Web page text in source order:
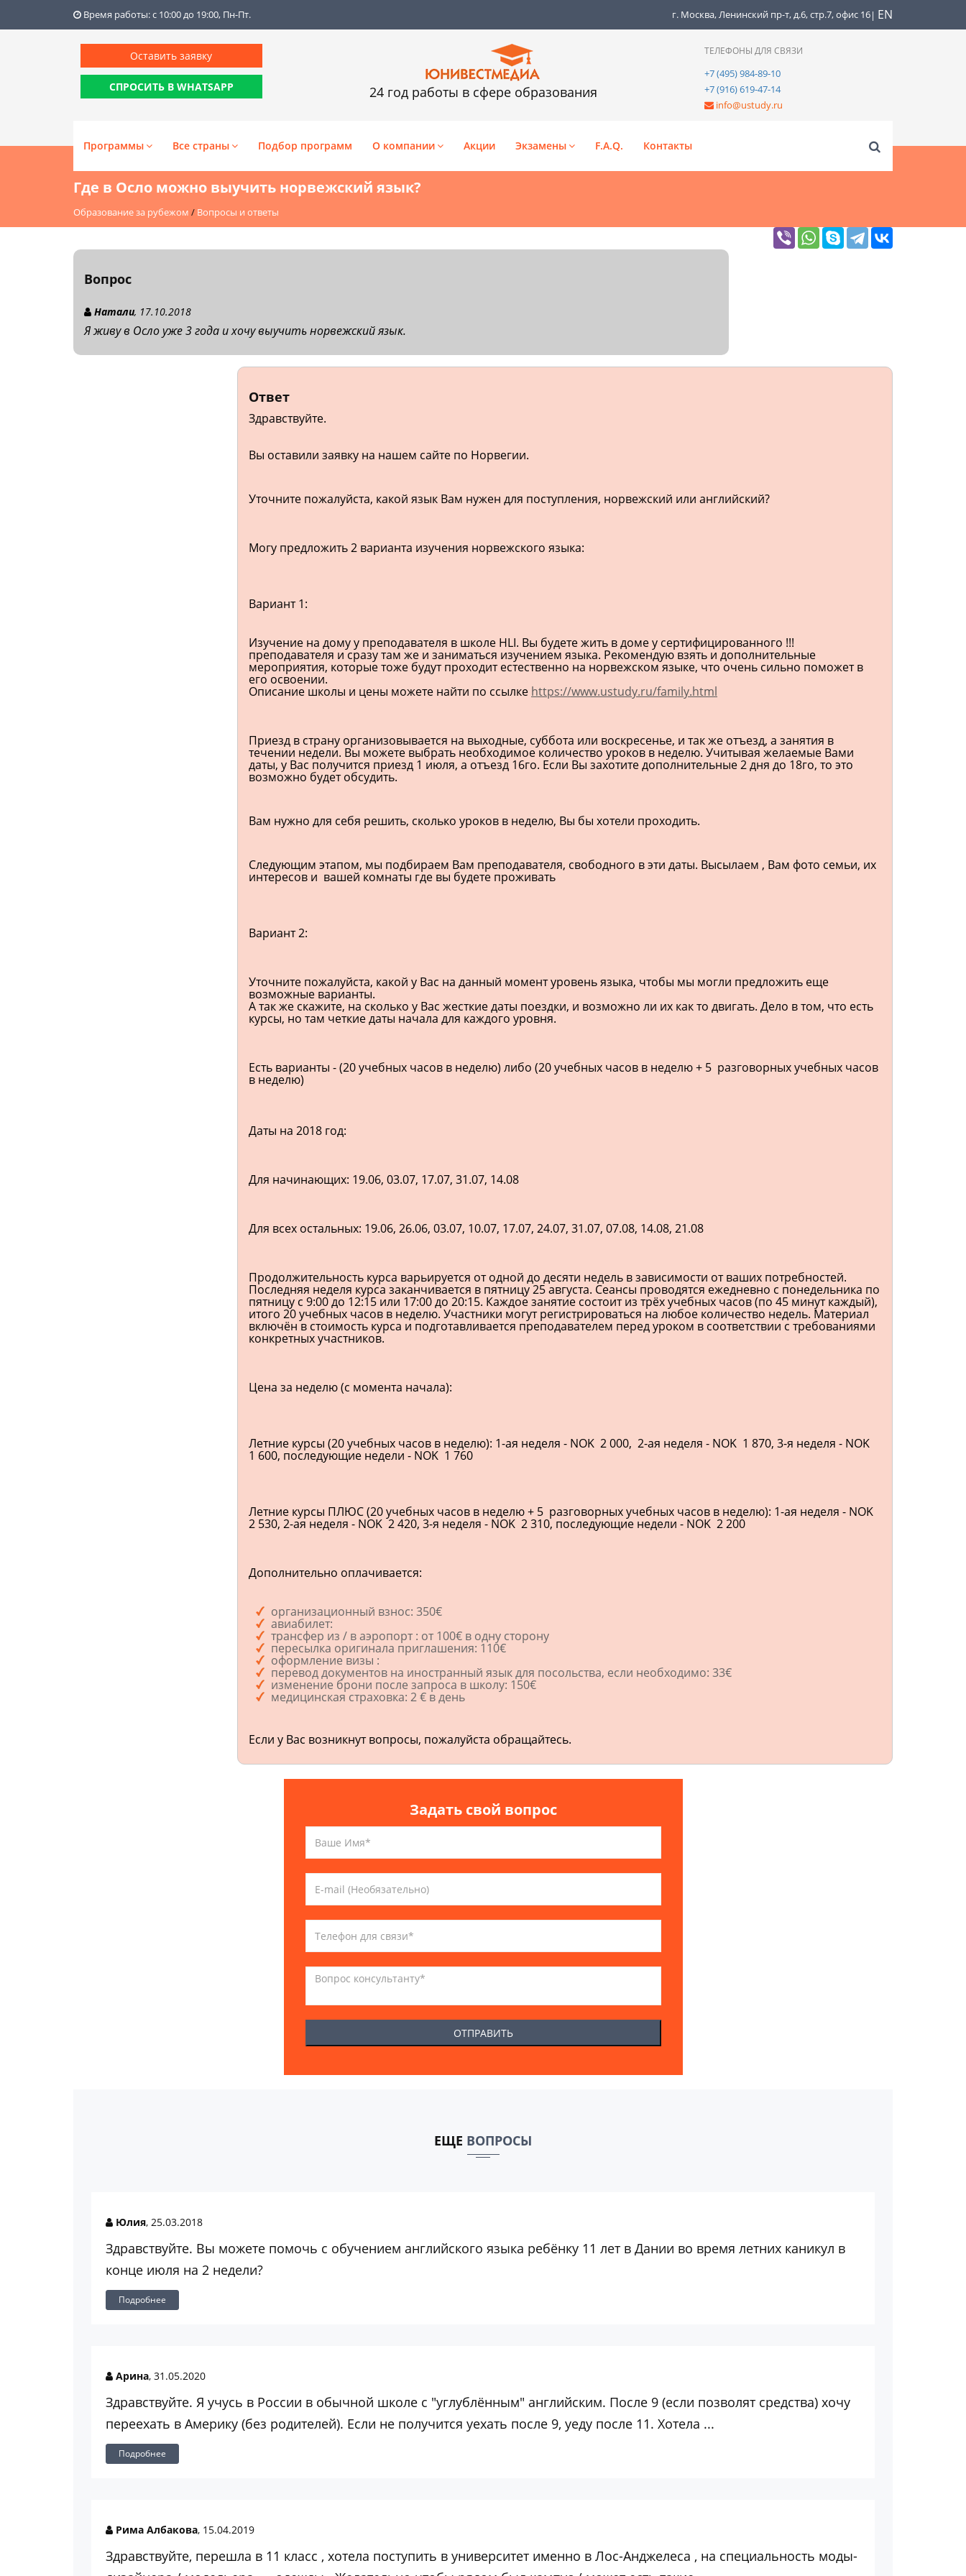
Время работы: с 10:00 до 19:00, Пн-Пт. г. Москва, Ленинский пр-т, д.6, стр.7, офис 16| EN
Оставить заявку
СПРОСИТЬ В WHATSAPP 24 год работы в сфере образования
ТЕЛЕФОНЫ ДЛЯ СВЯЗИ
+7 (495) 984-89-10
+7 (916) 619-47-14
info@ustudy.ru
Программы Все страны Подбор программ О компании Акции Экзамены F.A.Q. Контакты
Где в Осло можно выучить норвежский язык?
Образование за рубежом / Вопросы и ответы
Вопрос
Натали, 17.10.2018
Я живу в Осло уже 3 года и хочу выучить норвежский язык.
Ответ
Здравствуйте.
Вы оставили заявку на нашем сайте по Норвегии.
Уточните пожалуйста, какой язык Вам нужен для поступления, норвежский или английский?
Могу предложить 2 варианта изучения норвежского языка:
Вариант 1:
Изучение на дому у преподавателя в школе HLI. Вы будете жить в доме у сертифицированного !!!
преподавателя и сразу там же и заниматься изучением языка. Рекомендую взять и дополнительные
мероприятия, которые тоже будут проходит естественно на норвежском языке, что очень сильно поможет в
его освоении.
Описание школы и цены можете найти по ссылке https://www.ustudy.ru/family.html
Приезд в страну организовывается на выходные, суббота или воскресенье, и так же отъезд, а занятия в
течении недели. Вы можете выбрать необходимое количество уроков в неделю. Учитывая желаемые Вами
даты, у Вас получится приезд 1 июля, а отъезд 16го. Если Вы захотите дополнительные 2 дня до 18го, то это
возможно будет обсудить.
Вам нужно для себя решить, сколько уроков в неделю, Вы бы хотели проходить.
Следующим этапом, мы подбираем Вам преподавателя, свободного в эти даты. Высылаем , Вам фото семьи, их
интересов и вашей комнаты где вы будете проживать
Вариант 2:
Уточните пожалуйста, какой у Вас на данный момент уровень языка, чтобы мы могли предложить еще
возможные варианты.
А так же скажите, на сколько у Вас жесткие даты поездки, и возможно ли их как то двигать. Дело в том, что есть
курсы, но там четкие даты начала для каждого уровня.
Есть варианты - (20 учебных часов в неделю) либо (20 учебных часов в неделю + 5 разговорных учебных часов
в неделю)
Даты на 2018 год:
Для начинающих: 19.06, 03.07, 17.07, 31.07, 14.08
Для всех остальных: 19.06, 26.06, 03.07, 10.07, 17.07, 24.07, 31.07, 07.08, 14.08, 21.08
Продолжительность курса варьируется от одной до десяти недель в зависимости от ваших потребностей.
Последняя неделя курса заканчивается в пятницу 25 августа. Сеансы проводятся ежедневно с понедельника по
пятницу с 9:00 до 12:15 или 17:00 до 20:15. Каждое занятие состоит из трёх учебных часов (по 45 минут каждый),
итого 20 учебных часов в неделю. Участники могут регистрироваться на любое количество недель. Материал
включён в стоимость курса и подготавливается преподавателем перед уроком в соответствии с требованиями
конкретных участников.
Цена за неделю (с момента начала):
Летние курсы (20 учебных часов в неделю): 1-ая неделя - NOK 2 000, 2-ая неделя - NOK 1 870, 3-я неделя - NOK
1 600, последующие недели - NOK 1 760
Летние курсы ПЛЮС (20 учебных часов в неделю + 5 разговорных учебных часов в неделю): 1-ая неделя - NOK
2 530, 2-ая неделя - NOK 2 420, 3-я неделя - NOK 2 310, последующие недели - NOK 2 200
Дополнительно оплачивается:
организационный взнос: 350€
авиабилет:
трансфер из / в аэропорт : от 100€ в одну сторону
пересылка оригинала приглашения: 110€
оформление визы :
перевод документов на иностранный язык для посольства, если необходимо: 33€
изменение брони после запроса в школу: 150€
медицинская страховка: 2 € в день
Если у Вас возникнут вопросы, пожалуйста обращайтесь.
Задать свой вопрос
ЕЩЕ ВОПРОСЫ
Юлия, 25.03.2018
Здравствуйте. Вы можете помочь с обучением английского языка ребёнку 11 лет в Дании во время летних каникул в
конце июля на 2 недели?
Подробнее
Арина, 31.05.2020
Здравствуйте. Я учусь в России в обычной школе с "углублённым" английским. После 9 (если позволят средства) хочу
переехать в Америку (без родителей). Если не получится уехать после 9, уеду после 11. Хотела ...
Подробнее
Рима Албакова, 15.04.2019
Здравствуйте, перешла в 11 класс , хотела поступить в университет именно в Лос-Анджелеса , на специальность моды-